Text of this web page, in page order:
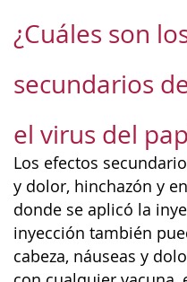
¿Cuáles son
secundarios
el virus del
Los efectos
y dolor, hinchazón y
donde se aplicó la
inyección también
cabeza, náuseas y